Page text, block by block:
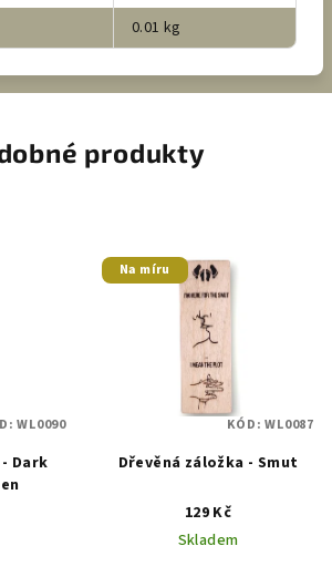
0.01 kg
produkty
Dark
WL0090
Na míru
Dřevěná záložka - Smut
129 Kč
Skladem
KÓD:WL0087